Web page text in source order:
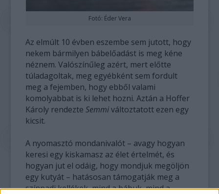
Fotó: Éder Vera
Az elmúlt 10 évben eszembe sem jutott, hogy
nekem bármilyen bábelőadást is meg kéne
néznem. Valószínűleg azért, mert előtte
túladagoltak, meg egyébként sem fordult
meg a fejemben, hogy ebből valami
komolyabbat is ki lehet hozni. Aztán a Hoffer
Károly rendezteSemmiváltoztatott ezen egy
kicsit.
A nyomasztó mondanivalót – avagy hogyan
keresi egy kiskamasz az élet értelmét, és
hogyan jut el odáig, hogy mondjuk megöljön
egy kutyát – hatásosan támogatják meg a
színpadi kellékek, mind a bábuk, mind a